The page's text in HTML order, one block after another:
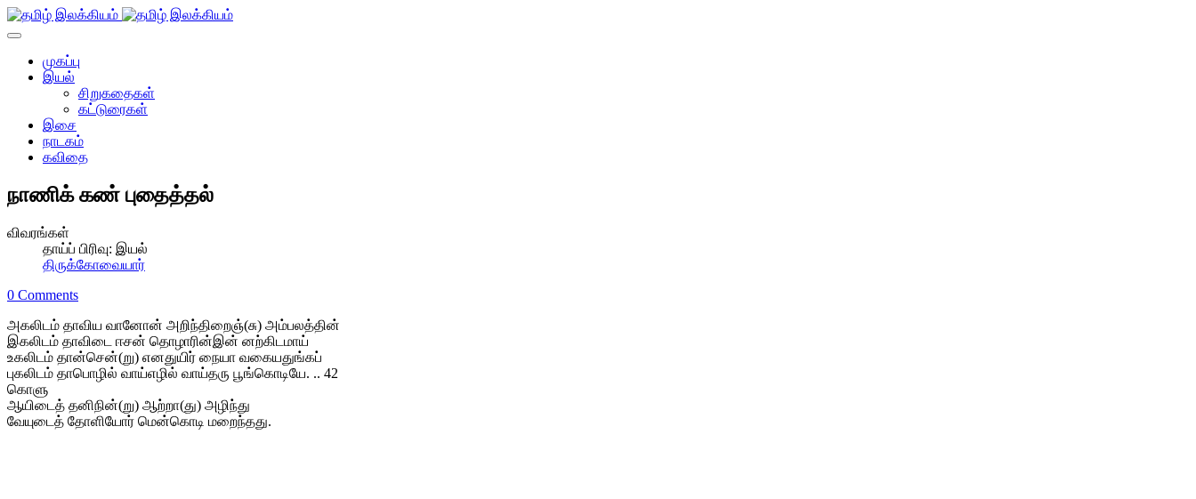
முகப்பு
இயல்
சிறுகதைகள்
கட்டுரைகள்
இசை
நாடகம்
கவிதை
நாணிக் கண் புதைத்தல்
விவரங்கள்
தாய்ப் பிரிவு: இயல்
திருக்கோவையார்
0 Comments
அகலிடம் தாவிய வானோன் அறிந்திறைஞ்(சு) அம்பலத்தின்
இகலிடம் தாவிடை ஈசன் தொழாரின்இன் னற்கிடமாய்
உகலிடம் தான்சென்(று) எனதுயிர் நையா வகையதுங்கப்
புகலிடம் தாபொழில் வாய்எழில் வாய்தரு பூங்கொடியே. .. 42
கொளு
ஆயிடைத் தனிநின்(று) ஆற்றா(து) அழிந்து
வேயுடைத் தோளியோர் மென்கொடி மறைந்தது.